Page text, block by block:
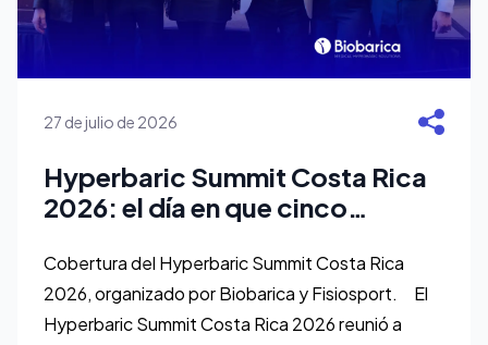
27 de julio de 2026
Hyperbaric Summit Costa Rica
2026: el día en que cinco
la terapia hiperbárica no tiene
límites
Cobertura del Hyperbaric Summit Costa Rica
2026, organizado por Biobarica y Fisiosport. El
Hyperbaric Summit Costa Rica 2026 reunió a